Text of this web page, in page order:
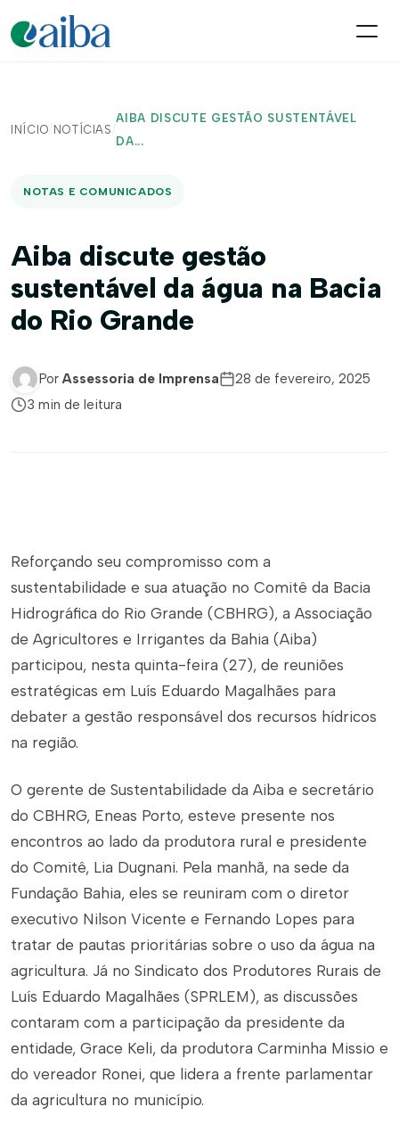
INÍCIO/ NOTÍCIAS /
AIBA DISCUTE GESTÃO SUSTENTÁVEL
DA...
NOTAS E COMUNICADOS
Aiba discute gestão
sustentável da água na Bacia
do Rio Grande
Por Assessoria de Imprensa
28 de fevereiro, 2025
3 min de leitura
Reforçando seu compromisso com a
sustentabilidade e sua atuação no Comitê da Bacia
Hidrográfica do Rio Grande (CBHRG), a Associação
de Agricultores e Irrigantes da Bahia (Aiba)
participou, nesta quinta-feira (27), de reuniões
estratégicas em Luís Eduardo Magalhães para
debater a gestão responsável dos recursos hídricos
na região.
O gerente de Sustentabilidade da Aiba e secretário
do CBHRG, Eneas Porto, esteve presente nos
encontros ao lado da produtora rural e presidente
do Comitê, Lia Dugnani. Pela manhã, na sede da
Fundação Bahia, eles se reuniram com o diretor
executivo Nilson Vicente e Fernando Lopes para
tratar de pautas prioritárias sobre o uso da água na
agricultura. Já no Sindicato dos Produtores Rurais de
Luís Eduardo Magalhães (SPRLEM), as discussões
contaram com a participação da presidente da
entidade, Grace Keli, da produtora Carminha Missio e
do vereador Ronei, que lidera a frente parlamentar
da agricultura no município.